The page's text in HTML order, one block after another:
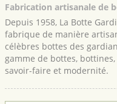
Fabrication artisanale de
Depuis 1958, La Botte
fabrique de manière
célèbres bottes des
gamme de bottes,
savoir-faire et modernité.